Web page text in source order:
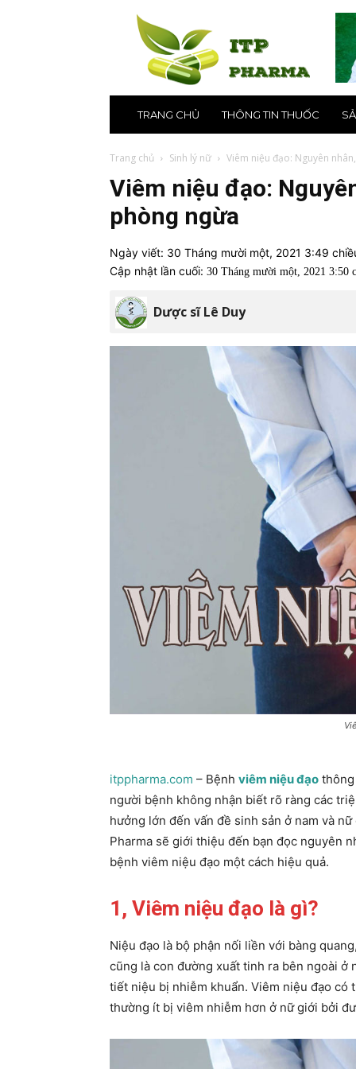
Nhà
thuốc
uy
1
tại
Hà
Nội,
TPHCM
TRANG CHỦ THÔNG TIN THUỐC
Trang chủ Sinh lý nữ Viêm niệu đạo: Nguyên
Viêm niệu đạo:
phòng ngừa
Ngày viết: 30 Tháng mười một, 2021 3:49
Cập nhật lần cuối: 30 Tháng mười một, 2021 3:50
Dược sĩ Lê Duy
itppharma.com – Bệnh viêm niệu đạo
người bệnh không nhận biết rõ ràng các
hưởng lớn đến vấn đề sinh sản ở nam và
Pharma sẽ giới thiệu đến bạn đọc nguyên
bệnh viêm niệu đạo một cách hiệu quả.
1, Viêm niệu đạo là gì?
Niệu đạo là bộ phận nối liền với bàng
cũng là con đường xuất tinh ra bên ngoài
tiết niệu bị nhiễm khuẩn. Viêm niệu đạo có
thường ít bị viêm nhiễm hơn ở nữ giới bởi